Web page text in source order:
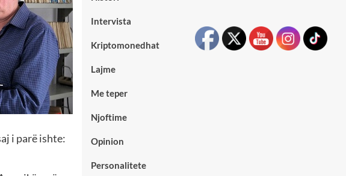
i parë ishte:
Intervista
Kriptomonedhat
Lajme
Me teper
Njoftime
Opinion
Personalitete